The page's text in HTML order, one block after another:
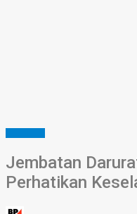
Jembatan
Perhatikan